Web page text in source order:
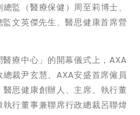
監（醫療保健）周至莉博士、
文英傑先生、醫思健康首席營
療中心」的開幕儀式上，AXA
裁尹玄慧、AXA安盛首席僱員
思健康創辦人、主席、執行董
行董事兼聯席行政總裁呂聯煒